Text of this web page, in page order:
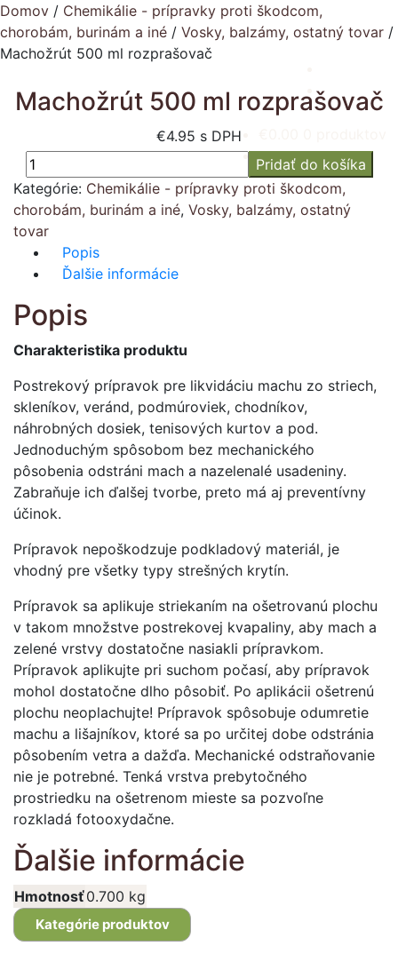
na
navigáciu
na
obsah
Domov / Chemikálie - prípravky proti škodcom,
chorobám, burinám a iné / Vosky, balzámy, ostatný tovar /
Machožrút 500 ml rozprašovač
Machožrút 500 ml rozprašovač
€4.95 s DPH
množstvo
Machožrút
500
ml
rozprašovač
Pridať do košíka
Kategórie: Chemikálie - prípravky proti škodcom,
chorobám, burinám a iné, Vosky, balzámy, ostatný
tovar
Popis
Ďalšie informácie
Popis
Charakteristika produktu
Postrekový prípravok pre likvidáciu machu zo striech,
skleníkov, veránd, podmúroviek, chodníkov,
náhrobných dosiek, tenisových kurtov a pod.
Jednoduchým spôsobom bez mechanického
pôsobenia odstráni mach a nazelenalé usadeniny.
Zabraňuje ich ďalšej tvorbe, preto má aj preventívny
účinok.
Prípravok nepoškodzuje podkladový materiál, je
vhodný pre všetky typy strešných krytín.
Prípravok sa aplikuje striekaním na ošetrovanú plochu
v takom množstve postrekovej kvapaliny, aby mach a
zelené vrstvy dostatočne nasiakli prípravkom.
Prípravok aplikujte pri suchom počasí, aby prípravok
mohol dostatočne dlho pôsobiť. Po aplikácii ošetrenú
plochu neoplachujte! Prípravok spôsobuje odumretie
machu a lišajníkov, ktoré sa po určitej dobe odstránia
pôsobením vetra a dažďa. Mechanické odstraňovanie
nie je potrebné. Tenká vrstva prebytočného
prostriedku na ošetrenom mieste sa pozvoľne
rozkladá fotooxydačne.
Ďalšie informácie
Hmotnosť0.700 kg
Kategórie produktov